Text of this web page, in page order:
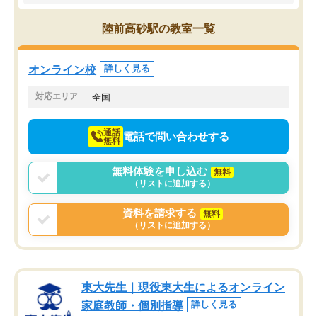
思っていました。何が今足りないのか
を的確に指導いただき、子どももびっ
くりするほど楽しんでやる気を持って
塾を受けています。狙い通り、少しず
つ成績も上がり、苦手意識も無くなっ
てきたので、さらに苦手な数学も追加
でお願いしました。来年の高校受験に
スト、多少お金がかかっ
思い切って入塾してよか
陸前高砂駅の教室一覧
オンライン校 詳しく見る
対応エリア 全国
通話
無料 電話で問い合わせする
無料体験を申し込む
無料
（リストに追加する）
資料を請求する
無料
（リストに追加する）
東大先生｜現役東大生によるオンライン
家庭教師・個別指導
詳しく見る